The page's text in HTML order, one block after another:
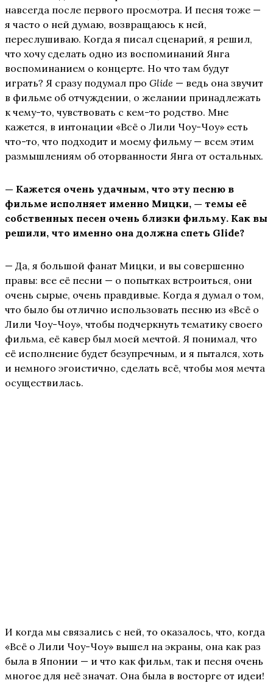
навсегда после первого просмотра. И песня тоже —
я часто о ней думаю, возвращаюсь к ней,
переслушиваю. Когда я писал сценарий, я решил,
что хочу сделать одно из воспоминаний Янга
воспоминанием о концерте. Но что там будут
играть? Я сразу подумал про Glide — ведь она звучит
в фильме об отчуждении, о желании принадлежать
к чему-то, чувствовать с кем-то родство. Мне
кажется, в интонации «Всё о Лили Чоу-Чоу» есть
что-то, что подходит и моему фильму — всем этим
размышлениям об оторванности Янга от остальных.
— Кажется очень удачным, что эту песню в
фильме исполняет именно Мицки, — темы её
собственных песен очень близки фильму. Как вы
решили, что именно она должна спеть Glide?
— Да, я большой фанат Мицки, и вы совершенно
правы: все её песни — о попытках встроиться, они
очень сырые, очень правдивые. Когда я думал о том,
что было бы отлично использовать песню из «Всё о
Лили Чоу-Чоу», чтобы подчеркнуть тематику своего
фильма, её кавер был моей мечтой. Я понимал, что
её исполнение будет безупречным, и я пытался, хоть
и немного эгоистично, сделать всё, чтобы моя мечта
осуществилась.
И когда мы связались с ней, то оказалось, что, когда
«Всё о Лили Чоу-Чоу» вышел на экраны, она как раз
была в Японии — и что как фильм, так и песня очень
многое для неё значат. Она была в восторге от идеи!